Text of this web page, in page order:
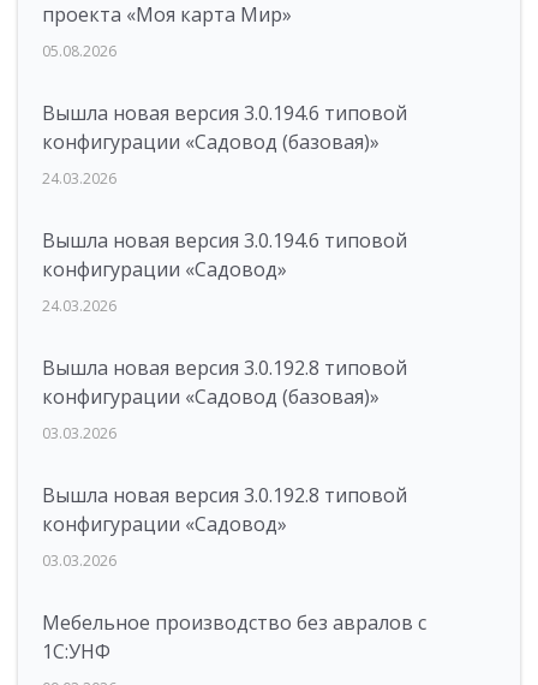
проекта «Моя карта Мир»
05.08.2026
Вышла новая версия 3.0.194.6 типовой
конфигурации «Садовод (базовая)»
24.03.2026
Вышла новая версия 3.0.194.6 типовой
конфигурации «Садовод»
24.03.2026
Вышла новая версия 3.0.192.8 типовой
конфигурации «Садовод (базовая)»
03.03.2026
Вышла новая версия 3.0.192.8 типовой
конфигурации «Садовод»
03.03.2026
Мебельное производство без авралов с
1С:УНФ